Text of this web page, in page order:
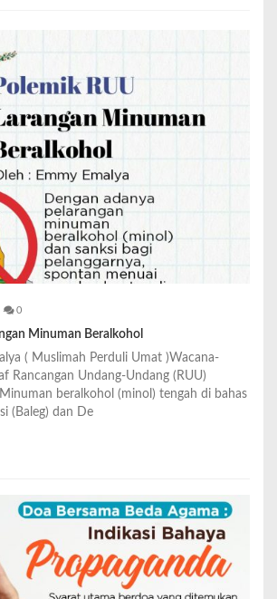
0
Minuman Beralkohol
( Muslimah Perduli Umat )Wacana-
Rancangan Undang-Undang (RUU)
beralkohol (minol) tengah di bahas
(Baleg) dan De